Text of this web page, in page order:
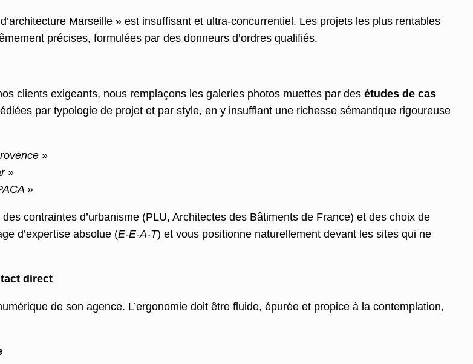
Marseille » est insuffisant et ultra-concurrentiel. Les projets les plus rentables
précises, formulées par des donneurs d’ordres qualifiés.
clients exigeants, nous remplaçons les galeries photos muettes par des études de cas
par typologie de projet et par style, en y insufflant une richesse sémantique rigoureuse
»
»
»
contraintes d’urbanisme (PLU, Architectes des Bâtiments de France) et des choix de
d’expertise absolue (E-E-A-T) et vous positionne naturellement devant les sites qui ne
direct
de son agence. L’ergonomie doit être fluide, épurée et propice à la contemplation,